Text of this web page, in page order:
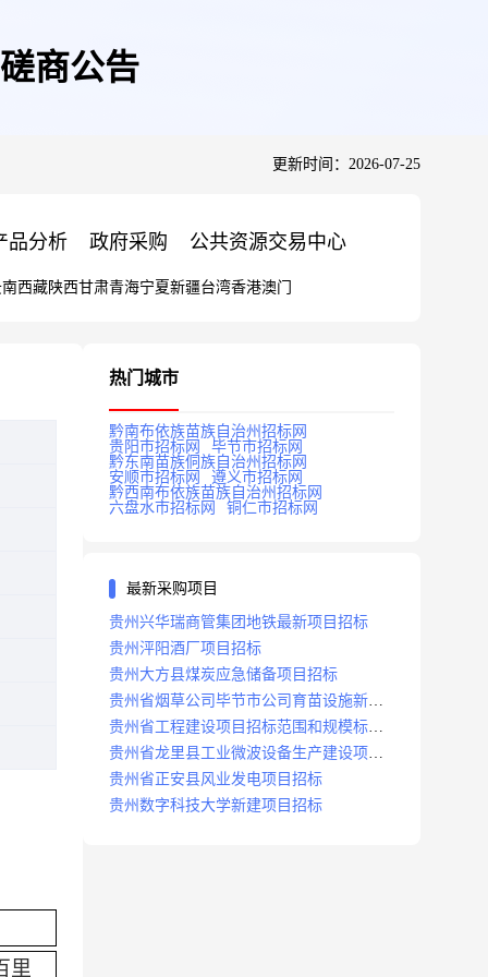
商公告
更新时间：2026-07-25
品分析 政府采购 公共资源交易中心
西藏陕西甘肃青海宁夏新疆台湾香港澳门
里
热门城市
黔南布依族苗族自治州招标网
贵阳市招标网
毕节市招标网
黔东南苗族侗族自治州招标网
安顺市招标网
遵义市招标网
黔西南布依族苗族自治州招标网
六盘水市招标网
铜仁市招标网
最新采购项目
贵州兴华瑞商管集团地铁最新项目招标
贵州泙阳酒厂项目招标
贵州大方县煤炭应急储备项目招标
贵州省烟草公司毕节市公司育苗设施新建
及修复项目招标公告
贵州省工程建设项目招标范围和规模标准
规定
贵州省龙里县工业微波设备生产建设项目
招标
贵州省正安县风业发电项目招标
贵州数字科技大学新建项目招标